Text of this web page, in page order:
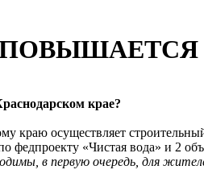
крае?
краю осуществляет
федпроекту «Чистая вода» и 2
в первую очередь, для